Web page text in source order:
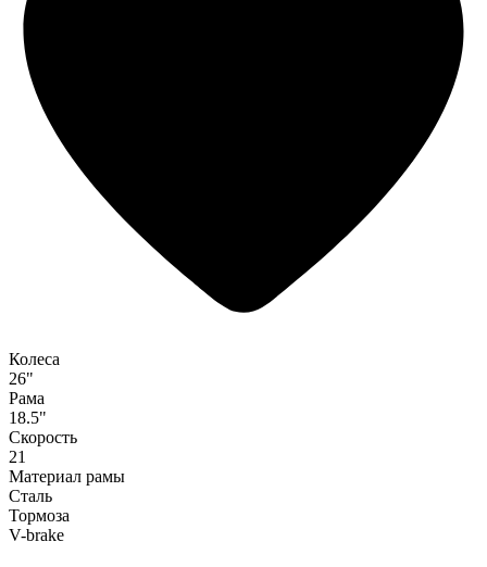
Колеса
26"
Рама
18.5"
Скорость
21
Материал рамы
Сталь
Тормоза
V-brake